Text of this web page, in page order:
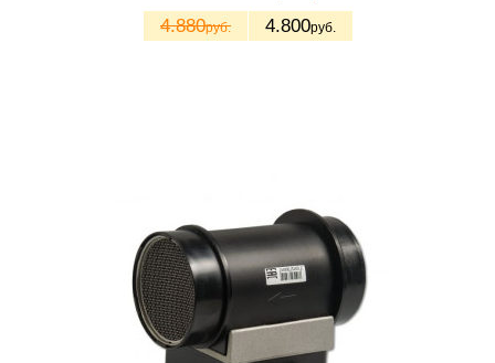
4.880руб. 4.800руб.